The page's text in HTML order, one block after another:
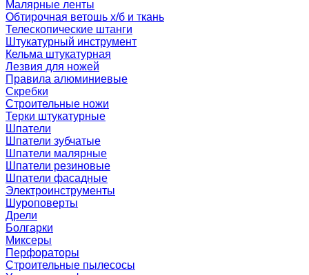
Малярные ленты
Обтирочная ветошь х/б и ткань
Телескопические штанги
Штукатурный инструмент
Кельма штукатурная
Лезвия для ножей
Правила алюминиевые
Скребки
Строительные ножи
Терки штукатурные
Шпатели
Шпатели зубчатые
Шпатели малярные
Шпатели резиновые
Шпатели фасадные
Электроинструменты
Шуроповерты
Дрели
Болгарки
Миксеры
Перфораторы
Строительные пылесосы